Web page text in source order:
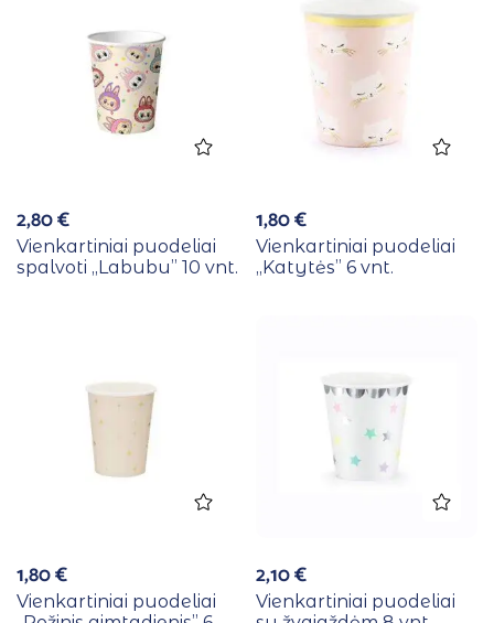
2,80€
Vienkartiniai puodeliai
spalvoti ,,Labubu” 10 vnt.
1,80€
Vienkartiniai puodeliai
,,Katytės” 6 vnt.
1,80€
Vienkartiniai puodeliai
2,10€
Vienkartiniai puodeliai